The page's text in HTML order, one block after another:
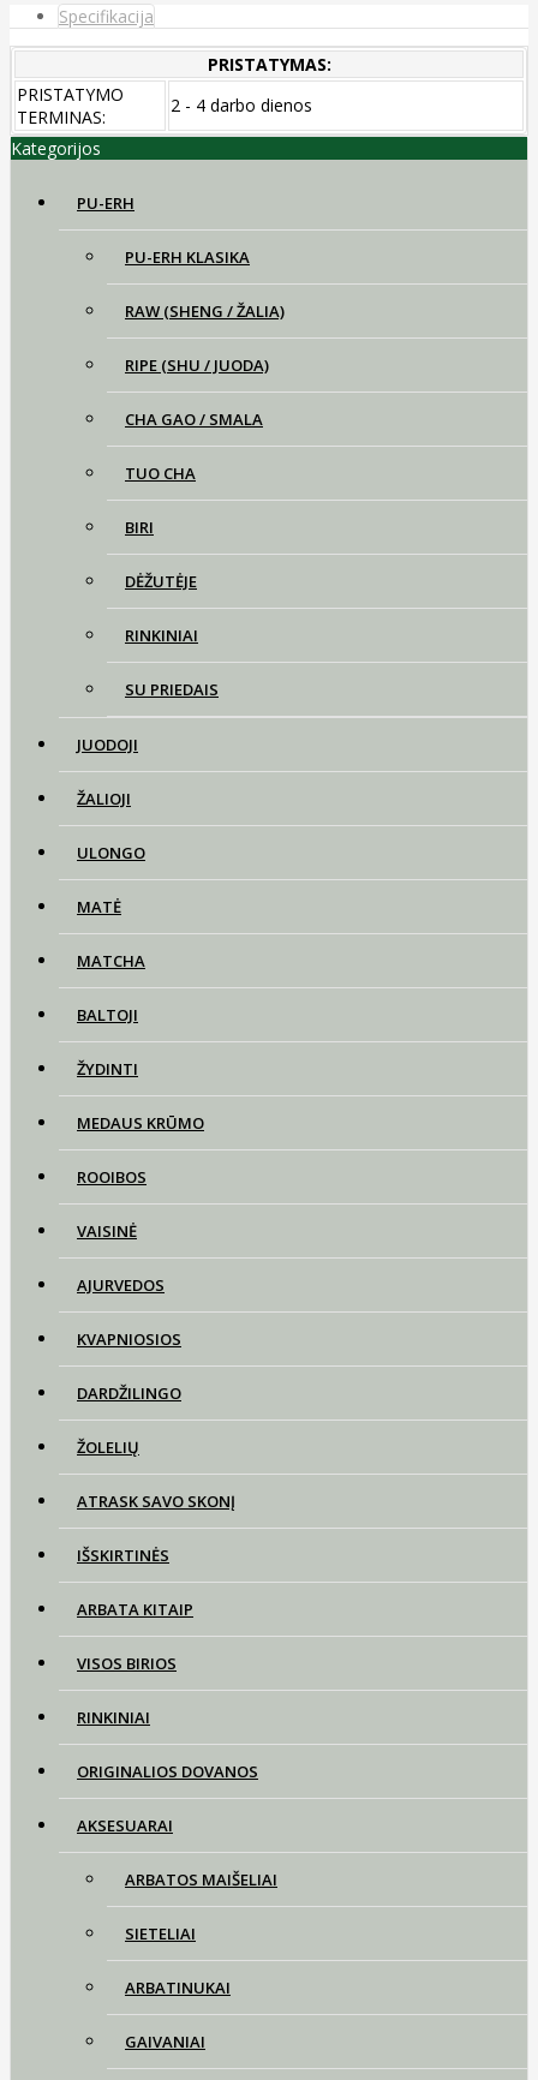
Specifikacija
PRISTATYMAS:
PRISTATYMO
TERMINAS:
2 - 4 darbo dienos
Kategorijos
PU-ERH
PU-ERH KLASIKA
RAW (SHENG / ŽALIA)
RIPE (SHU / JUODA)
CHA GAO / SMALA
TUO CHA
BIRI
DĖŽUTĖJE
RINKINIAI
SU PRIEDAIS
JUODOJI
ŽALIOJI
ULONGO
MATĖ
MATCHA
BALTOJI
ŽYDINTI
MEDAUS KRŪMO
ROOIBOS
VAISINĖ
AJURVEDOS
KVAPNIOSIOS
DARDŽILINGO
ŽOLELIŲ
ATRASK SAVO SKONĮ
IŠSKIRTINĖS
ARBATA KITAIP
VISOS BIRIOS
RINKINIAI
ORIGINALIOS DOVANOS
AKSESUARAI
ARBATOS MAIŠELIAI
SIETELIAI
ARBATINUKAI
GAIVANIAI